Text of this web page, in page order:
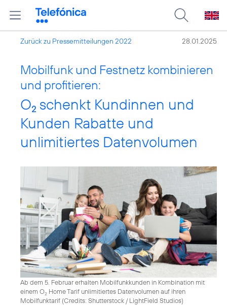
Zurück zu Pressemitteilungen 2022 28.01.2025
Mobilfunk und Festnetz kombinieren
und profitieren:
O2 schenkt Kundinnen und
Kunden Rabatte und
unlimitiertes Datenvolumen
Ab dem 5. Februar erhalten Mobilfunkkunden in Kombination mit
einem O2 Home Tarif unlimitiertes Datenvolumen auf ihren
Mobilfunktarif (Credits: Shutterstock / LightField Studios)